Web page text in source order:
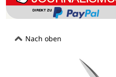
Nach oben